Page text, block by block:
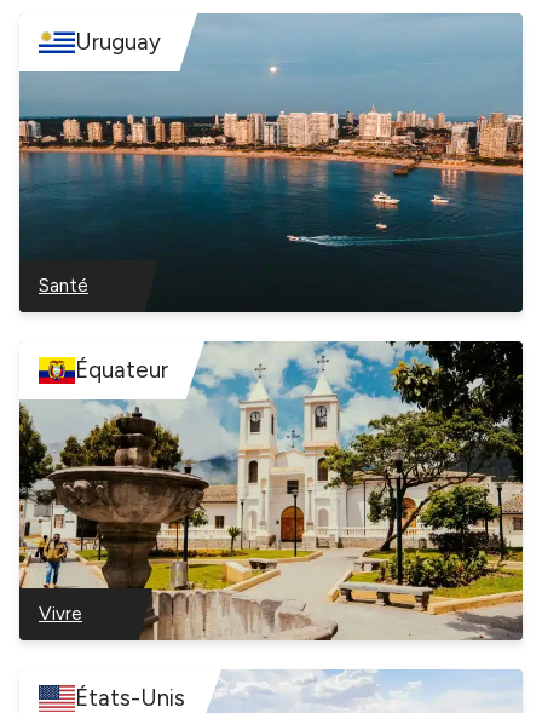
Uruguay
Santé
–
Uruguay
Équateur
Vivre
–
Équateur
États-Unis